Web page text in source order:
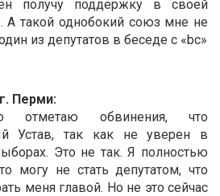
получу поддержку в своей
А такой однобокий союз мне не
из депутатов в беседе с «bc»
Перми:
обвинения, что
Устав, так как не уверен в
Это не так. Я полностью
могу не стать депутатом, что
меня главой. Но не это сейчас